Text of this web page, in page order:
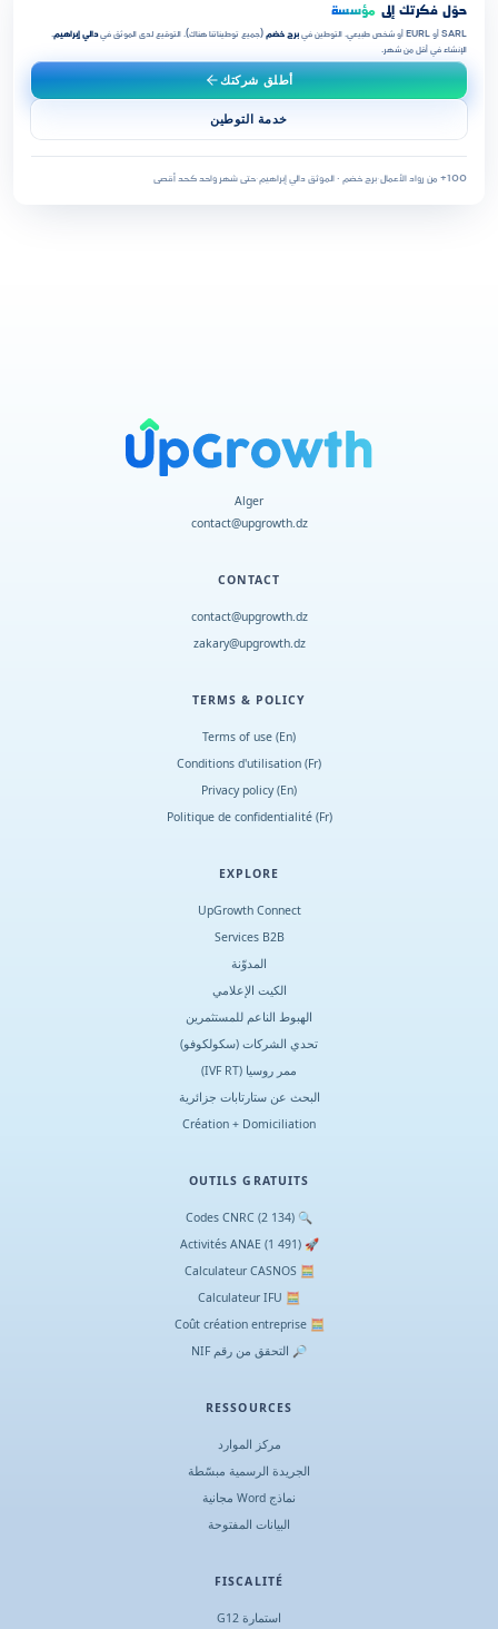
حوّل فكرتك إلى مؤسسة
SARL أو EURL أو شخص طبيعي. التوطين في برج خضم (جميع توطيناتنا هناك). التوقيع لدى الموثق فيدالي إبراهيم.
الإنشاء في أقل من شهر.
أطلق شركتك
خدمة التوطين
100+ من رواد الأعمال ·برج خضم · الموثق دالي إبراهيم·حتى شهر واحد كحد أقصى
Alger
contact@upgrowth.dz
CONTACT
contact@upgrowth.dz
zakary@upgrowth.dz
TERMS & POLICY
Terms of use (En)
Conditions d'utilisation (Fr)
Privacy policy (En)
Politique de confidentialité (Fr)
EXPLORE
UpGrowth Connect
Services B2B
المدوّنة
الكيت الإعلامي
الهبوط الناعم للمستثمرين
تحدي الشركات (سكولكوفو)
ممر روسيا (IVF RT)
البحث عن ستارتابات جزائرية
Création + Domiciliation
OUTILS GRATUITS
🔍 Codes CNRC (2 134)
🚀 Activités ANAE (1 491)
🧮 Calculateur CASNOS
🧮 Calculateur IFU
🧮 Coût création entreprise
🔎 التحقق من رقم NIF
RESSOURCES
مركز الموارد
الجريدة الرسمية مبسّطة
نماذج Word مجانية
البيانات المفتوحة
FISCALITÉ
استمارة G12